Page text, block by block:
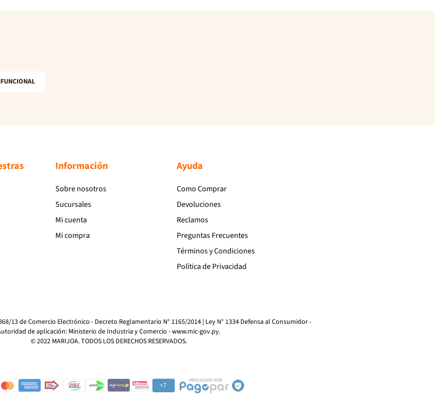
Información
Sobre nosotros
Sucursales
Mi cuenta
Mi compra
Ayuda
Como Comprar
Devoluciones
Reclamos
Preguntas Frecuentes
Términos y Condiciones
Política de Privacidad
13 de Comercio Electrónico - Decreto Reglamentario N° 1165/2014 | Ley N° 1334 Defensa al Consumidor -
de aplicación: Ministerio de Industria y Comercio -www.mic-gov.py.
© 2022 MARIJOA. TODOS LOS DERECHOS RESERVADOS.